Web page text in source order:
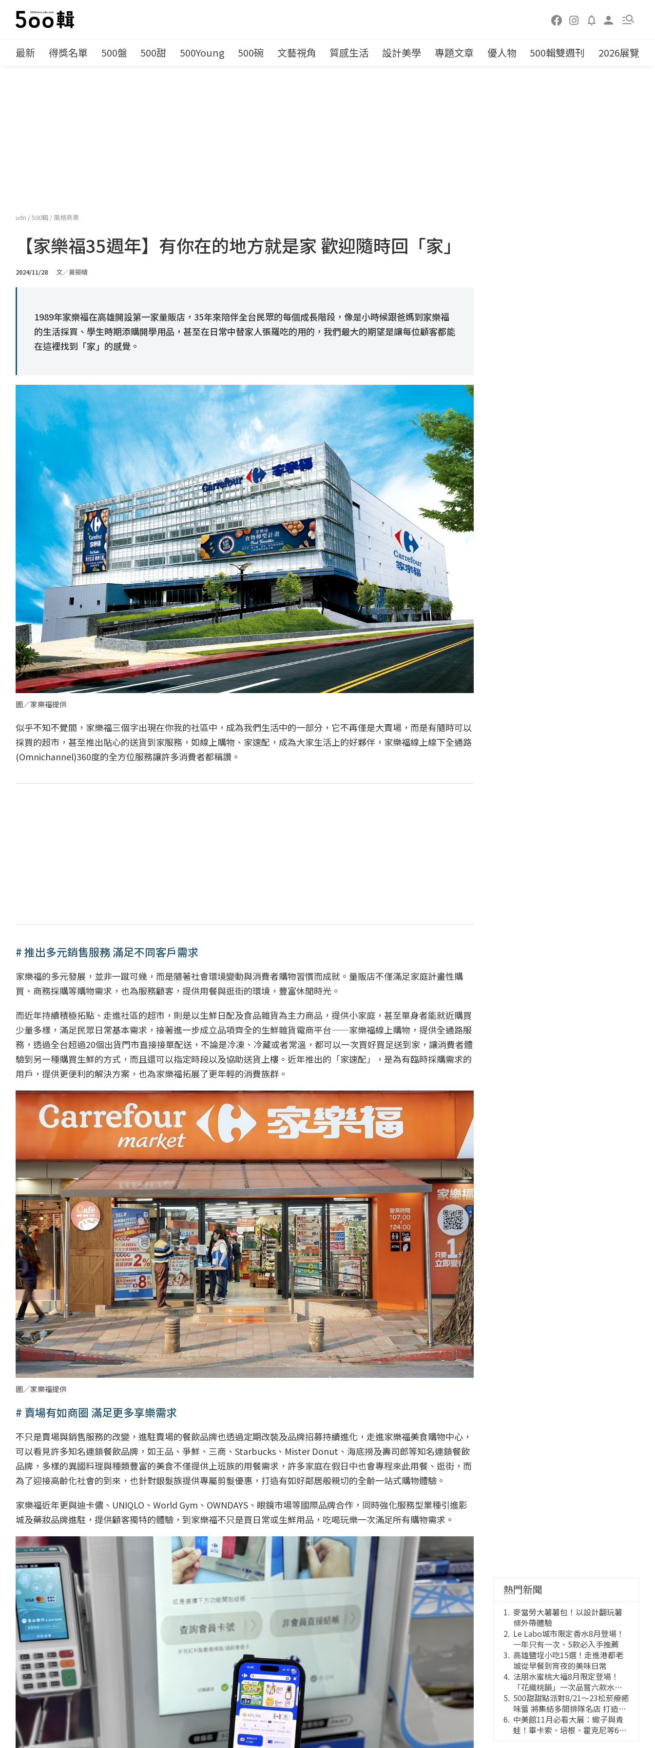
最新 得獎名單 500盤 500甜 500Young 500碗 文藝視角 質感生活 設計美學 專題文章 優人物 500輯雙週刊 2026展覽
udn /500輯 / 風格商業
【家樂福35週年】有你在的地方就是家 歡迎隨時回「家」
2024/11/28 文／黃筱晴
1989年家樂福在高雄開設第一家量販店，35年來陪伴全台民眾的每個成長階段，像是小時候跟爸媽到家樂福
的生活採買、學生時期添購開學用品，甚至在日常中替家人張羅吃的用的，我們最大的期望是讓每位顧客都能
在這裡找到「家」的感覺。
圖／家樂福提供
似乎不知不覺間，家樂福三個字出現在你我的社區中，成為我們生活中的一部分，它不再僅是大賣場，而是有隨時可以
採買的超市，甚至推出貼心的送貨到家服務，如線上購物、家速配，成為大家生活上的好夥伴，家樂福線上線下全通路
(Omnichannel)360度的全方位服務讓許多消費者都稱讚。
# 推出多元銷售服務 滿足不同客戶需求
家樂福的多元發展，並非一蹴可幾，而是隨著社會環境變動與消費者購物習慣而成就。量販店不僅滿足家庭計畫性購
買、商務採購等購物需求，也為服務顧客，提供用餐與逛街的環境，豐富休閒時光。
而近年持續積極拓點、走進社區的超市，則是以生鮮日配及食品雜貨為主力商品，提供小家庭，甚至單身者能就近購買
少量多樣，滿足民眾日常基本需求，接著進一步成立品項齊全的生鮮雜貨電商平台——家樂福線上購物，提供全通路服
務，透過全台超過20個出貨門市直接接單配送，不論是冷凍、冷藏或者常溫，都可以一次買好買足送到家，讓消費者體
驗到另一種購買生鮮的方式，而且還可以指定時段以及協助送貨上樓。近年推出的「家速配」，是為有臨時採購需求的
用戶，提供更便利的解決方案，也為家樂福拓展了更年輕的消費族群。
圖／家樂福提供
# 賣場有如商圈 滿足更多享樂需求
不只是賣場與銷售服務的改變，進駐賣場的餐飲品牌也透過定期改裝及品牌招募持續進化，走進家樂福美食購物中心，
可以看見許多知名連鎖餐飲品牌，如王品、爭鮮、三商、Starbucks、Mister Donut、海底撈及壽司郎等知名連鎖餐飲
品牌，多樣的異國料理與種類豐富的美食不僅提供上班族的用餐需求，許多家庭在假日中也會專程來此用餐、逛街，而
為了迎接高齡化社會的到來，也針對銀髮族提供專屬剪髮優惠，打造有如好鄰居般親切的全齡一站式購物體驗。
家樂福近年更與迪卡儂、UNIQLO、World Gym、OWNDAYS、眼鏡市場等國際品牌合作，同時強化服務型業種引進影
城及藥妝品牌進駐，提供顧客獨特的體驗，到家樂福不只是買日常或生鮮用品，吃喝玩樂一次滿足所有購物需求。
熱門新聞
麥當勞大薯薯包！以設計翻玩薯
條外帶體驗
Le Labo城市限定香水8月登場！
一年只有一次、5款必入手推薦
高雄鹽埕小吃15選！走進港都老
城從早餐到宵夜的美味日常
法朋水蜜桃大福8月限定登場！
「花織桃韻」一次品嘗六款水蜜
桃花果大福
500甜甜點派對8/21～23松菸療癒
味蕾 將集結多間排隊名店 打造靈
感創意的舞台
中美館11月必看大展：蠍子與青
蛙！畢卡索、培根、霍克尼等66